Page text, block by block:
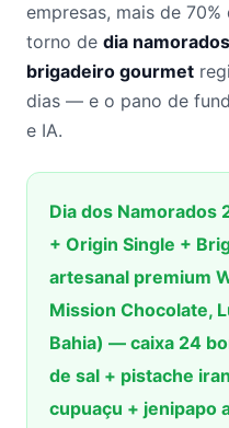
empresas, mais de
torno de dia
brigadeiro gourmet
dias — e o pano de
e IA.
Dia dos
+ Origin Single +
artesanal premium
Mission Chocolate,
Bahia) — caixa 24
de sal + pistache
cupuaçu + jenipapo